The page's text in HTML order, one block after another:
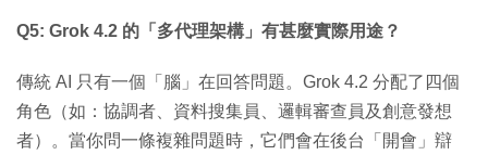
Q5: Grok 4.2 的「多代理架構」有甚麼實際用途？
傳統 AI 只有一個「腦」在回答問題。Grok 4.2 分配了四個
角色（如：協調者、資料搜集員、邏輯審查員及創意發想
者）。當你問一條複雜問題時，它們會在後台「開會」辯